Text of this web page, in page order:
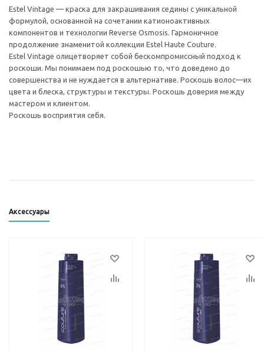
Estel Vintage — краска для закрашивания седины с уникальной
формулой, основанной на сочетании катионоактивных
компонентов и технологии Reverse Osmosis. Гармоничное
продолжение знаменитой коллекции Estel Haute Couture.
Estel Vintage олицетворяет собой бескомпромиссный подход к
роскоши. Мы понимаем под роскошью то, что доведено до
совершенства и не нуждается в альтернативе. Роскошь волос—их
цвета и блеска, структуры и текстуры. Роскошь доверия между
мастером и клиентом.
Роскошь восприятия себя.
Аксессуары